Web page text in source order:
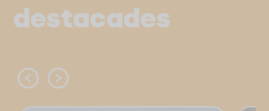
destacades